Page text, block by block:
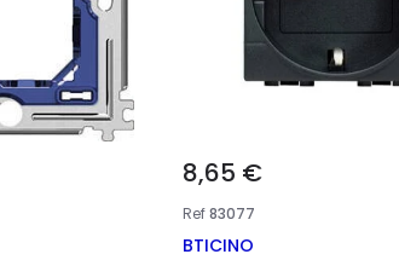
8,65 €
Ref83077
BTICINO
Rechazar
Personalizar